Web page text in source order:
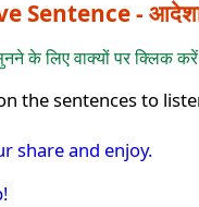
Sentence -
के लिए वाक्यों पर क्लिक
the sentences to
share and enjoy.